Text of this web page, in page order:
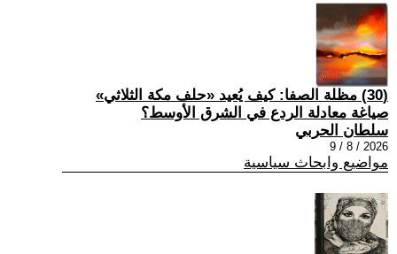
(30) مظلة الصفا: كيف يُعيد «حلف مكة الثلاثي»
صياغة معادلة الردع في الشرق الأوسط؟
سلطان الحربي
2026 / 8 / 9
مواضيع وابحاث سياسية